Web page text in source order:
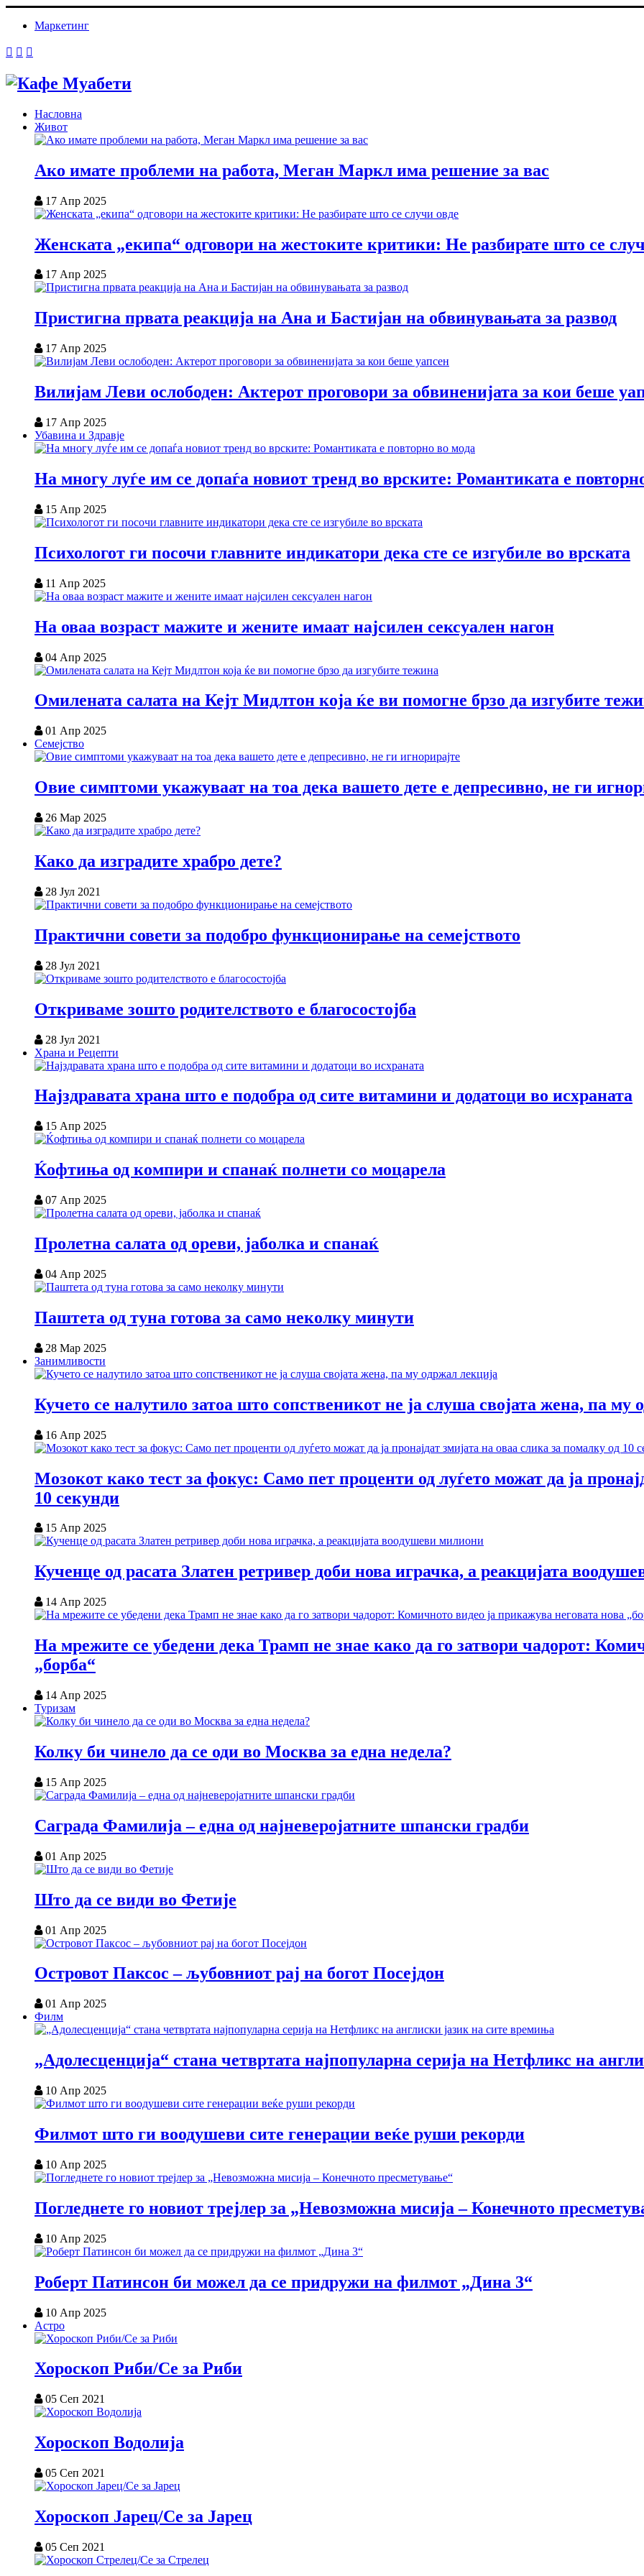
Маркетинг
Насловна
Живот
Ако имате проблеми на работа, Меган Маркл има решение за вас
17 Апр 2025
Женската „екипа“ одговори на жестоките критики: Не разбирате што се
17 Апр 2025
Пристигна првата реакција на Ана и Бастијан на обвинувањата за развод
17 Апр 2025
Вилијам Леви ослободен: Актерот проговори за обвиненијата за кои беше
17 Апр 2025
Убавина и Здравје
На многу луѓе им се допаѓа новиот тренд во врските: Романтиката е
15 Апр 2025
Психологот ги посочи главните индикатори дека сте се изгубиле во врската
11 Апр 2025
На оваа возраст мажите и жените имаат најсилен сексуален нагон
04 Апр 2025
Омилената салата на Кејт Мидлтон која ќе ви помогне брзо да изгубите
01 Апр 2025
Семејство
Овие симптоми укажуваат на тоа дека вашето дете е депресивно, не ги
26 Мар 2025
Како да изградите храбро дете?
28 Јул 2021
Практични совети за подобро функционирање на семејството
28 Јул 2021
Откриваме зошто родителството е благосостојба
28 Јул 2021
Храна и Рецепти
Најздравата храна што е подобра од сите витамини и додатоци во исхраната
15 Апр 2025
Ќофтиња од компири и спанаќ полнети со моцарела
07 Апр 2025
Пролетна салата од ореви, јаболка и спанаќ
04 Апр 2025
Паштета од туна готова за само неколку минути
28 Мар 2025
Занимливости
Кучето се налутило затоа што сопственикот не ја слуша својата жена, па му
16 Апр 2025
Мозокот како тест за фокус: Само пет проценти од луѓето можат да ја
10 секунди
15 Апр 2025
Кученце од расата Златен ретривер доби нова играчка, а реакцијата
14 Апр 2025
На мрежите се убедени дека Трамп не знае како да го затвори чадорот:
„борба“
14 Апр 2025
Туризам
Колку би чинело да се оди во Москва за една недела?
15 Апр 2025
Саграда Фамилија – една од најневеројатните шпански градби
01 Апр 2025
Што да се види во Фетије
01 Апр 2025
Островот Паксос – љубовниот рај на богот Посејдон
01 Апр 2025
Филм
„Адолесценција“ стана четвртата најпопуларна серија на Нетфликс на
10 Апр 2025
Филмот што ги воодушеви сите генерации веќе руши рекорди
10 Апр 2025
Погледнете го новиот трејлер за „Невозможна мисија – Конечното
10 Апр 2025
Роберт Патинсон би можел да се придружи на филмот „Дина 3“
10 Апр 2025
Астро
Хороскоп Риби/Се за Риби
05 Сеп 2021
Хороскоп Водолија
05 Сеп 2021
Хороскоп Јарец/Се за Јарец
05 Сеп 2021